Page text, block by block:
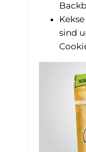
sind